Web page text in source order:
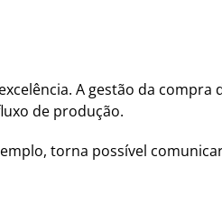
A gestão da compra
de produção.
torna possível